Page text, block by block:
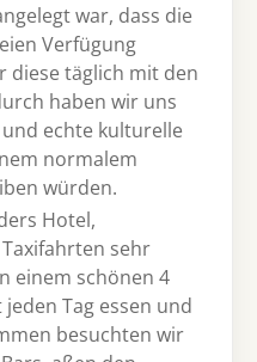
war, dass die
Verfügung
diese täglich mit den
haben wir uns
echte kulturelle
normalem
würden.
Hotel,
sehr
einem schönen 4
Tag essen und
besuchten wir